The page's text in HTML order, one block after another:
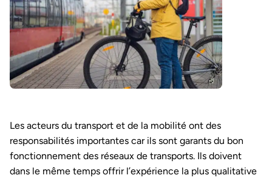
Les acteurs du transport et de la mobilité ont des
responsabilités importantes car ils sont garants du bon
fonctionnement des réseaux de transports. Ils doivent
dans le même temps offrir l’expérience la plus qualitative